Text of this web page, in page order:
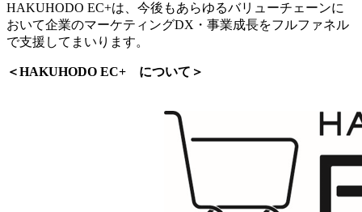
HAKUHODO EC+は、今後もあらゆるバリューチェーンに
おいて企業のマーケティングDX・事業成長をフルファネル
で支援してまいります。
＜HAKUHODO EC+ について＞